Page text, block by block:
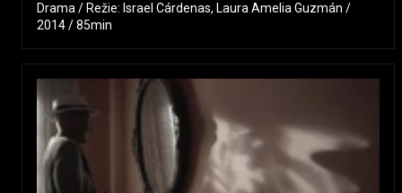
Drama / Režie: Israel Cárdenas, Laura Amelia Guzmán /
2014 / 85min